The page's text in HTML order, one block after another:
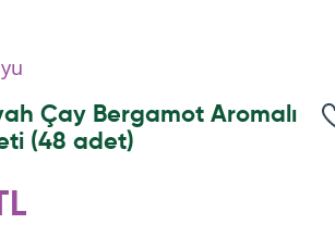
Çay Bergamot Aromalı
(48 adet)